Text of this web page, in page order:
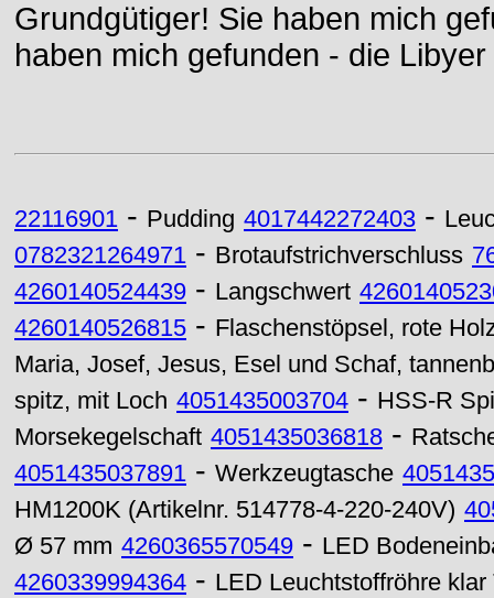
Grundgütiger! Sie haben mich
haben mich gefunden - die
22116901 - Pudding 4017442272403 -
0782321264971 - Brotaufstrichverschluss
4260140524439 - Langschwert
4260140526815 - Flaschenstöpsel, rote
Maria, Josef, Jesus, Esel und Schaf,
spitz, mit Loch 4051435003704 - HSS-R
Morsekegelschaft 4051435036818 -
4051435037891 - Werkzeugtasche
HM1200K (Artikelnr. 514778-4-220-240V)
Ø 57 mm 4260365570549 - LED
4260339994364 - LED Leuchtstoffröhre